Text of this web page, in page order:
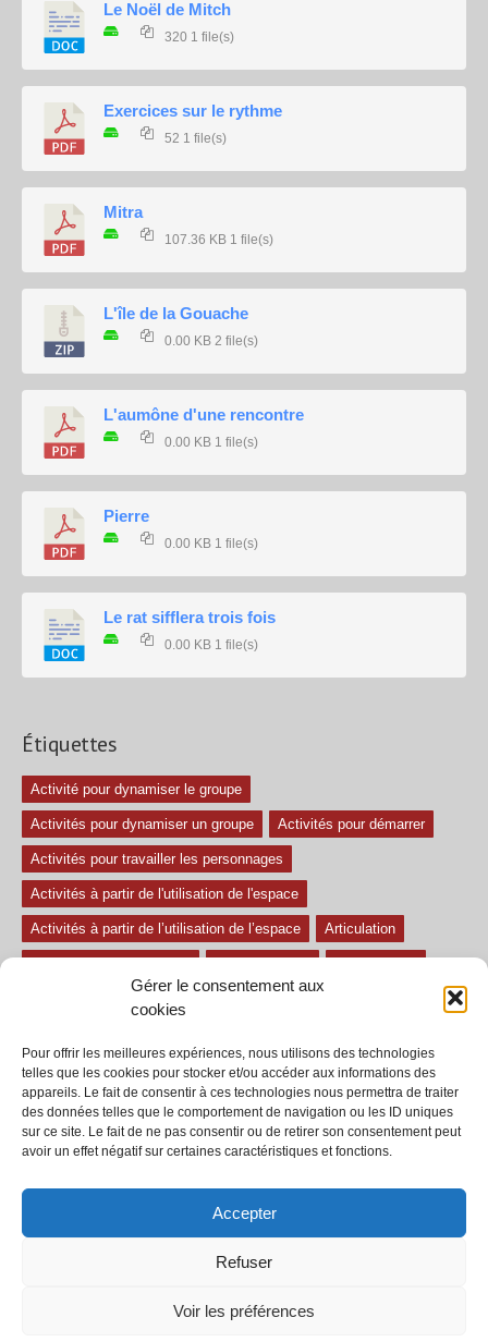
Gérer le consentement aux
cookies
Pour offrir les meilleures expériences, nous utilisons des technologies
telles que les cookies pour stocker et/ou accéder aux informations des
appareils. Le fait de consentir à ces technologies nous permettra de traiter
des données telles que le comportement de navigation ou les ID uniques
sur ce site. Le fait de ne pas consentir ou de retirer son consentement peut
avoir un effet négatif sur certaines caractéristiques et fonctions.
Accepter
Refuser
Voir les préférences
Le Noël de Mitch
320 1 file(s)
Exercices sur le rythme
52 1 file(s)
Mitra
107.36 KB 1 file(s)
L'île de la Gouache
0.00 KB 2 file(s)
L'aumône d'une rencontre
0.00 KB 1 file(s)
Pierre
0.00 KB 1 file(s)
Le rat sifflera trois fois
0.00 KB 1 file(s)
Étiquettes
Activité pour dynamiser le groupe
Activités pour dynamiser un groupe Activités pour démarrer
Activités pour travailler les personnages
Activités à partir de l'utilisation de l'espace
Activités à partir de l’utilisation de l’espace Articulation
Exercices difficiles
Le regard et la voix Pièce pour enfant Sans paroles
Secondaire séances tous les exercices
Tous les exercices de théâtre
inc.